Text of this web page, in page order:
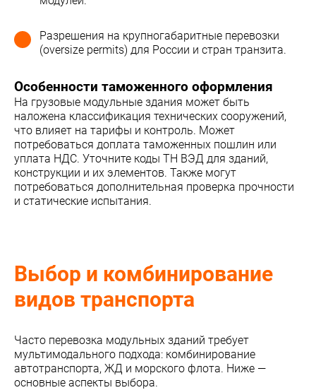
Разрешения на крупногабаритные перевозки
(oversize permits) для России и стран транзита.
Особенности таможенного оформления
На грузовые модульные здания может быть
наложена классификация технических сооружений,
что влияет на тарифы и контроль. Может
потребоваться доплата таможенных пошлин или
уплата НДС. Уточните коды ТН ВЭД для зданий,
конструкции и их элементов. Также могут
потребоваться дополнительная проверка прочности
и статические испытания.
Выбор и комбинирование
видов транспорта
Часто перевозка модульных зданий требует
мультимодального подхода: комбинирование
автотранспорта, ЖД и морского флота. Ниже —
основные аспекты выбора.